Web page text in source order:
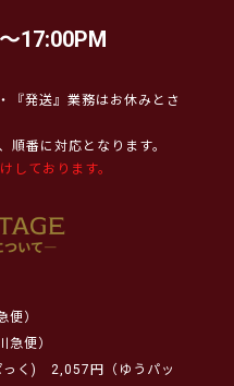
17:00PM
『発送』業務はお休みとさ
順番に対応となります。
しております。
）
便）
く)
2,057円（ゆうパッ